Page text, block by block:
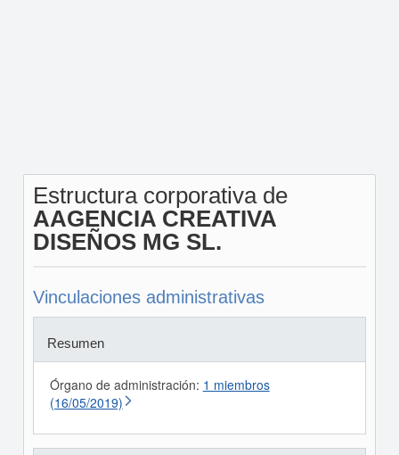
Estructura corporativa de
AAGENCIA CREATIVA
DISEÑOS MG SL.
Vinculaciones administrativas
Resumen
Órgano de administración: 1 miembros
(16/05/2019)